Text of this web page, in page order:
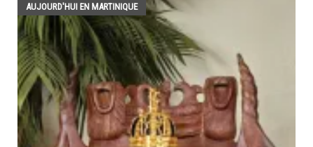
AUJOURD'HUI EN MARTINIQUE